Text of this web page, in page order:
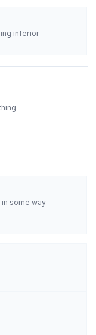
inferior
some way